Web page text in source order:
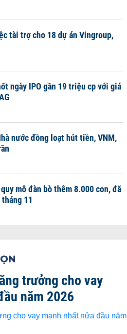
tài trợ cho 18 dự án Vingroup,
ngày IPO gần 19 triệu cp với giá
nước đồng loạt hút tiền, VNM,
mô đàn bò thêm 8.000 con, đã
11
trưởng cho vay
năm 2026